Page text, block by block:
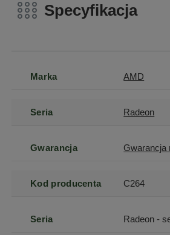
Specyfikacja
Marka AMD
Seria Radeon
Gwarancja Gwarancja
Kod producenta C264
Seria Radeon -